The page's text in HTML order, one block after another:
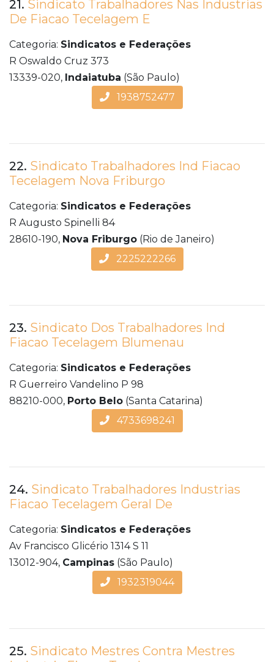
21. Sindicato Trabalhadores Nas Industrias
De Fiacao Tecelagem E
Categoria: Sindicatos e Federações
R Oswaldo Cruz 373
13339-020, Indaiatuba (São Paulo)
1938752477
22. Sindicato Trabalhadores Ind Fiacao
Tecelagem Nova Friburgo
Categoria: Sindicatos e Federações
R Augusto Spinelli 84
28610-190, Nova Friburgo (Rio de Janeiro)
2225222266
23. Sindicato Dos Trabalhadores Ind
Fiacao Tecelagem Blumenau
Categoria: Sindicatos e Federações
R Guerreiro Vandelino P 98
88210-000, Porto Belo (Santa Catarina)
4733698241
24. Sindicato Trabalhadores Industrias
Fiacao Tecelagem Geral De
Categoria: Sindicatos e Federações
Av Francisco Glicério 1314 S 11
13012-904, Campinas (São Paulo)
1932319044
25. Sindicato Mestres Contra Mestres